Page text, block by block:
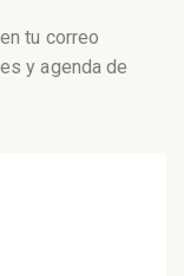
tu correo
y agenda de